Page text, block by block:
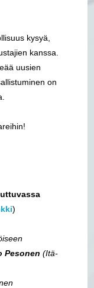
kysyä,
kanssa.
uusien
on
)
Pesonen (Itä-